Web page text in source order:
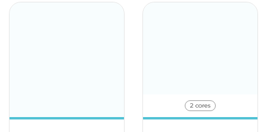
2 cores